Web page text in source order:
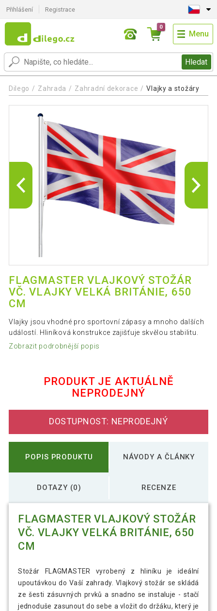
Přihlášení Registrace
Hledat
0
Menu
Dilego Zahrada Zahradní dekorace Vlajky a stožáry
FLAGMASTER VLAJKOVÝ STOŽÁR
VČ. VLAJKY VELKÁ BRITÁNIE, 650
CM
Vlajky jsou vhodné pro sportovní zápasy a mnoho dalších
událostí. Hliníková konstrukce zajišťuje skvělou stabilitu.
Zobrazit podrobnější popis
PRODUKT JE AKTUÁLNĚ
NEPRODEJNÝ
DOSTUPNOST: NEPRODEJNÝ
POPIS PRODUKTU NÁVODY A ČLÁNKY
DOTAZY (0) RECENZE
FLAGMASTER VLAJKOVÝ STOŽÁR
VČ. VLAJKY VELKÁ BRITÁNIE, 650
CM
Stožár FLAGMASTER vyrobený z hliníku je ideální
upoutávkou do Vaší zahrady. Vlajkový stožár se skládá
ze šesti zásuvných prvků a snadno se instaluje - stačí
jednoduše zasunout do sebe a vložit do držáku, který je